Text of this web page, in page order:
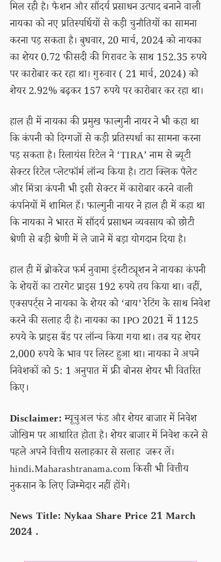
मिल रही है। फैशन और सौंदर्य प्रसाधन उत्पाद बनाने वाली
नायका को नए प्रतिस्पर्धियों से कड़ी चुनौतियों का सामना
करना पड़ सकता है। बुधवार, 20 मार्च, 2024 को नायका
का शेयर 0.72 फीसदी की गिरावट के साथ 152.35 रुपये
पर कारोबार कर रहा था। गुरुवार ( 21 मार्च, 2024) को
शेयर 2.92% बढ़कर 157 रुपये पर कारोबार कर रहा था।
हाल ही में नायका की प्रमुख फाल्गुनी नायर ने भी कहा था
कि कंपनी को दिग्गजों से कड़ी प्रतिस्पर्धा का सामना करना
पड़ सकता है। रिलायंस रिटेल ने ‘TIRA’ नाम से ब्यूटी
सेक्टर रिटेल प्लेटफॉर्म लॉन्च किया है। टाटा क्लिक पैलेट
और मिंत्रा कंपनी भी इसी सेक्टर में कारोबार करने वाली
कंपनियों में शामिल हैं। फाल्गुनी नायर ने हाल ही में कहा था
कि नायका ने भारत में सौंदर्य प्रसाधन व्यवसाय को छोटी
श्रेणी से बड़ी श्रेणी में ले जाने में बड़ा योगदान दिया है।
हाल ही में ब्रोकरेज फर्म नुवामा इंस्टीट्यूशन ने नायका कंपनी
के शेयरों का टारगेट प्राइस 192 रुपये तय किया था। वहीं,
एक्सपर्ट्स ने नायका के शेयर को ‘बाय’ रेटिंग के साथ निवेश
करने की सलाह दी है। नायका का IPO 2021 में 1125
रुपये के प्राइस बैंड पर लॉन्च किया गया था। तब यह शेयर
2,000 रुपये के भाव पर लिस्ट हुआ था। नायका ने अपने
निवेशकों को 5: 1 अनुपात में फ्री बोनस शेयर भी वितरित
किए।
Disclaimer:म्यूचुअल फंड और शेयर बाजार में निवेश
जोखिम पर आधारित होता है। शेयर बाजार में निवेश करने से
पहले अपने वित्तीय सलाहकार से सलाह जरूर लें।
hindi.Maharashtranama.com किसी भी वित्तीय
नुकसान के लिए जिम्मेदार नहीं होंगे।
News Title: Nykaa Share Price 21 March
2024 .